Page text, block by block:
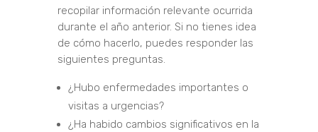
recopilar información relevante ocurrida
durante el año anterior. Si no tienes idea
de cómo hacerlo, puedes responder las
siguientes preguntas.
¿Hubo enfermedades importantes o
visitas a urgencias?
¿Ha habido cambios significativos en la